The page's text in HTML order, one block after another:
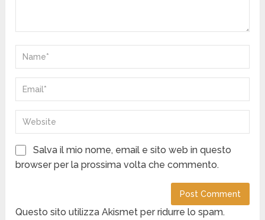
Salva il mio nome, email e sito web in questo
browser per la prossima volta che commento.
Questo sito utilizza Akismet per ridurre lo spam.